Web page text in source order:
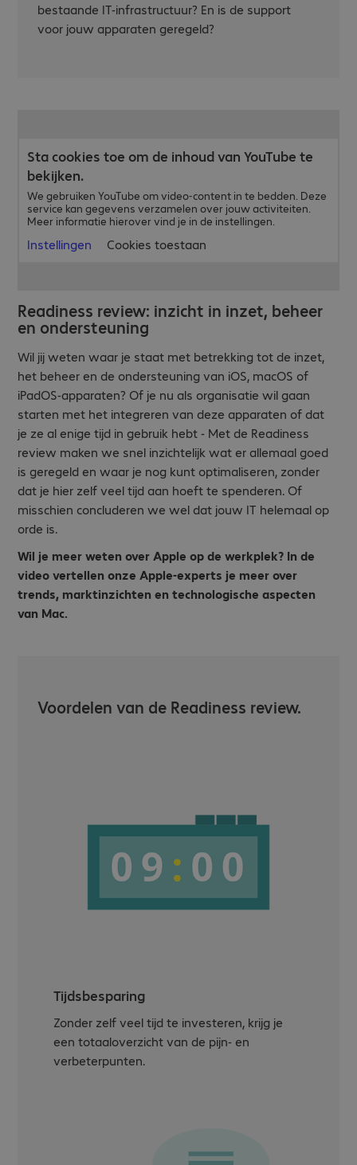
bestaande IT-infrastructuur? En is de support
voor jouw apparaten geregeld?
Sta cookies toe om de inhoud van YouTube te
bekijken.
We gebruiken YouTube om video-content in te bedden. Deze
service kan gegevens verzamelen over jouw activiteiten.
Meer informatie hierover vind je in de instellingen.
Instellingen Cookies toestaan
Readiness review: inzicht in inzet, beheer
en ondersteuning
Wil jij weten waar je staat met betrekking tot de inzet,
het beheer en de ondersteuning van iOS, macOS of
iPadOS-apparaten? Of je nu als organisatie wil gaan
starten met het integreren van deze apparaten of dat
je ze al enige tijd in gebruik hebt - Met de Readiness
review maken we snel inzichtelijk wat er allemaal goed
is geregeld en waar je nog kunt optimaliseren, zonder
dat je hier zelf veel tijd aan hoeft te spenderen. Of
misschien concluderen we wel dat jouw IT helemaal op
orde is.
Wil je meer weten over Apple op de werkplek? In de
video vertellen onze Apple-experts je meer over
trends, marktinzichten en technologische aspecten
van Mac.
Voordelen van de Readiness review.
Tijdsbesparing
Zonder zelf veel tijd te investeren, krijg je
een totaaloverzicht van de pijn- en
verbeterpunten.